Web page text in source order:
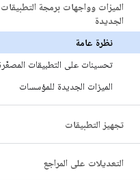
الميزات وواجهات برمجة التطبيقات
الجديدة
نظرة عامة
تحسينات على التطبيقات
الميزات الجديدة للمؤسسات
تجهيز التطبيقات
التعديلات على المراجع